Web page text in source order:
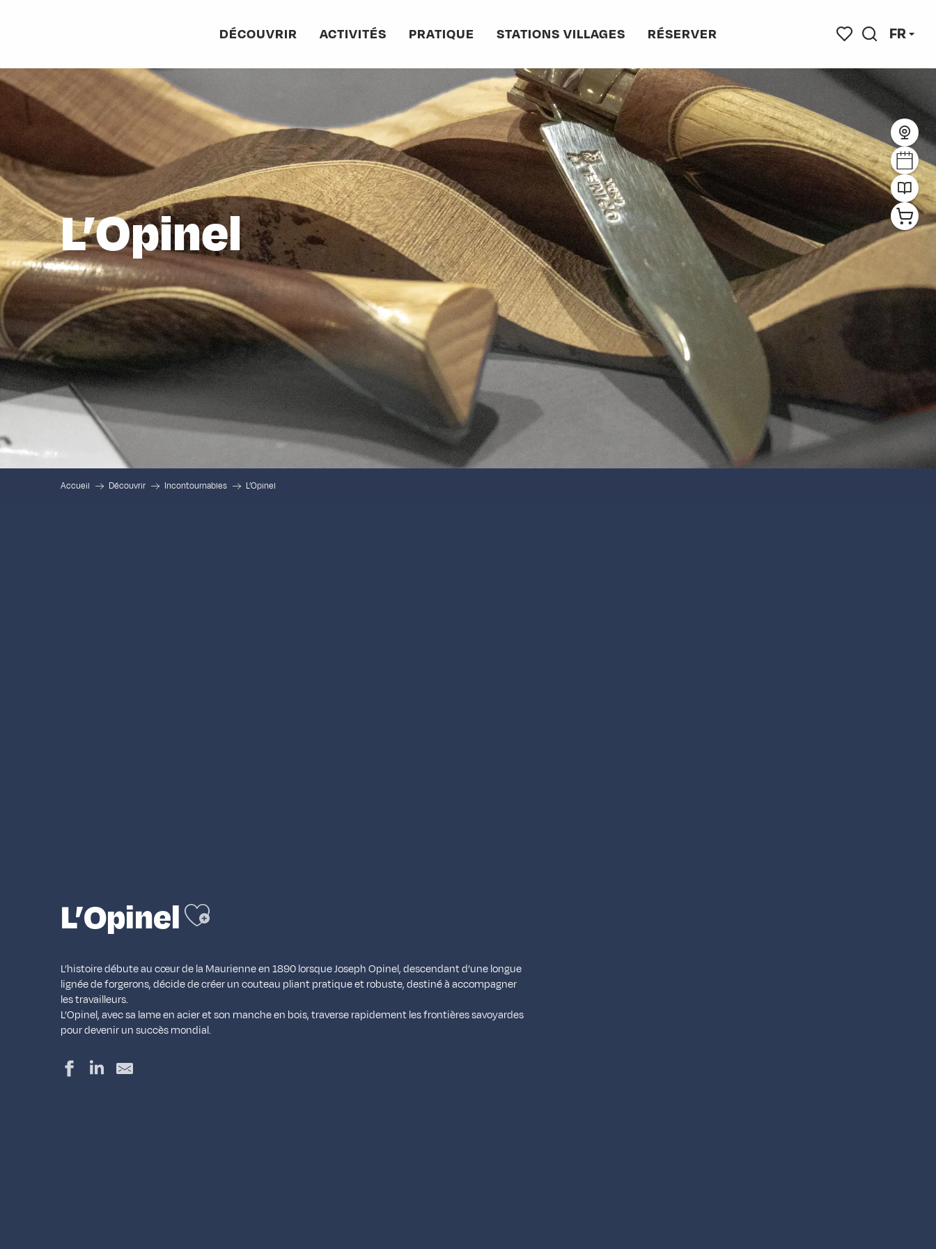
FR
DÉCOUVRIR ACTIVITÉS PRATIQUE STATIONS VILLAGES RÉSERVER
L’Opinel
Accueil Découvrir Incontournables L’Opinel
L’OpinelAjouter aux favoris
L’histoire débute au cœur de la Maurienne en 1890 lorsque Joseph Opinel, descendant d’une longue
lignée de forgerons, décide de créer un couteau pliant pratique et robuste, destiné à accompagner
les travailleurs.
L’Opinel, avec sa lame en acier et son manche en bois, traverse rapidement les frontières savoyardes
pour devenir un succès mondial.